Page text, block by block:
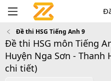
Đề thi HSG Tiếng Anh 9
Đề thi HSG môn Tiếng
Huyện Nga Sơn - Thanh
chi tiết)